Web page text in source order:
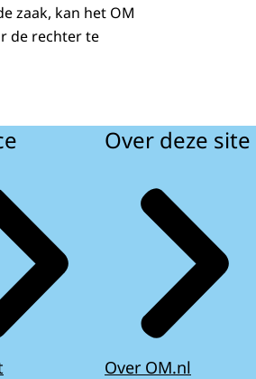
zaak, kan het OM
de rechter te
Over deze site
Over OM.nl